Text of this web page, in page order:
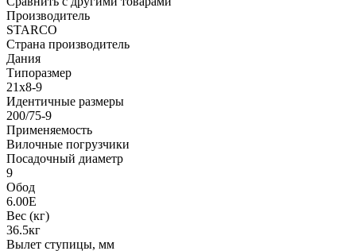
Производитель
STARCO
Страна производитель
Дания
Типоразмер
21x8-9
Идентичные размеры
200/75-9
Применяемость
Вилочные погрузчики
Посадочный диаметр
9
Обод
6.00E
Вес (кг)
36.5кг
Вылет ступицы, мм